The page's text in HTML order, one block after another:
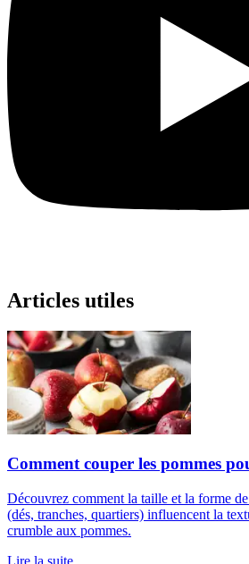
Articles utiles
Comment couper les pommes
Découvrez comment la taille et la forme
(dés, tranches, quartiers) influencent la
crumble aux pommes.
Lire la suite